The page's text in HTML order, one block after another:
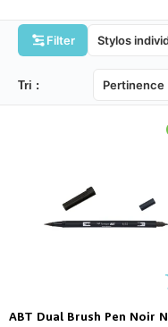
Filter
Tri :
ABT Dual Brush Pen Noir